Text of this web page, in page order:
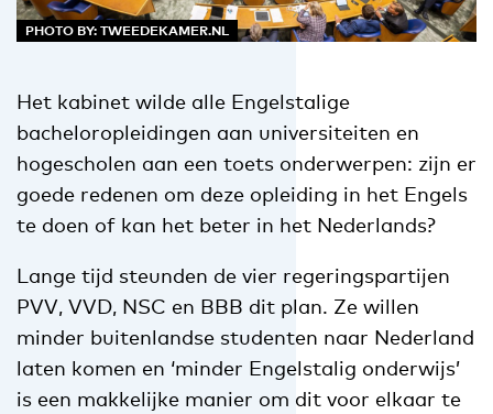
PHOTO BY: TWEEDEKAMER.NL
Het kabinet wilde alle Engelstalige
bacheloropleidingen aan universiteiten en
hogescholen aan een toets onderwerpen: zijn er
goede redenen om deze opleiding in het Engels
te doen of kan het beter in het Nederlands?
Lange tijd steunden de vier regeringspartijen
PVV, VVD, NSC en BBB dit plan. Ze willen
minder buitenlandse studenten naar Nederland
laten komen en ‘minder Engelstalig onderwijs’
is een makkelijke manier om dit voor elkaar te